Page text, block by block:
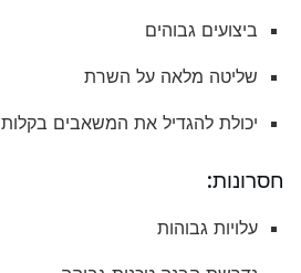
ביצועים גבוהים
שליטה מלאה על השרת
יכולת להגדיל את המשאבים בקלות
חסרונות:
עלויות גבוהות